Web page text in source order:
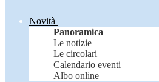
Novità
Panoramica
Le notizie
Le circolari
Calendario eventi
Albo online